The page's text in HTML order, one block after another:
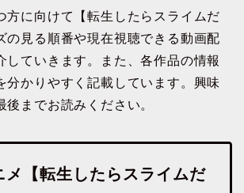
方に向けて【転生したらスライムだ
の見る順番や現在視聴できる動画配
していきます。また、各作品の情報
分かりやすく記載しています。興味
後までお読みください。
メ【転生したらスライムだ